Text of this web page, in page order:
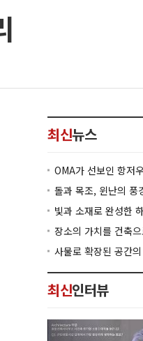
최신뉴스
OMA가 선보인 항저우의
돌과 목조, 윈난의 풍경을 감각적
빛과 소재로 완성한 하이
장소의 가치를 건축으
사물로 확장된 공간의 경험:
최신인터뷰